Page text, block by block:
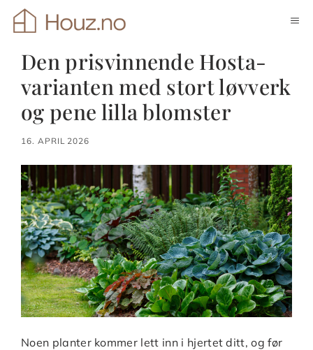
Hopp
Den prisvinnende Hosta-
varianten med stort løvverk
og pene lilla blomster
16. APRIL 2026
Noen planter kommer lett inn i hjertet ditt, og før